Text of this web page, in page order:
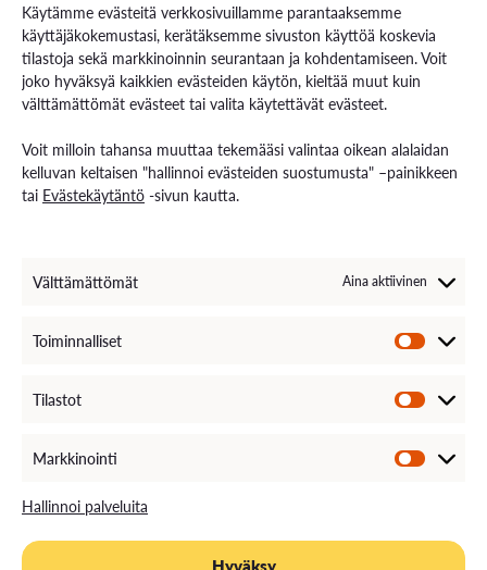
Käytämme evästeitä verkkosivuillamme parantaaksemme
käyttäjäkokemustasi, kerätäksemme sivuston käyttöä koskevia
tilastoja sekä markkinoinnin seurantaan ja kohdentamiseen. Voit
joko hyväksyä kaikkien evästeiden käytön, kieltää muut kuin
välttämättömät evästeet tai valita käytettävät evästeet.
Voit milloin tahansa muuttaa tekemääsi valintaa oikean alalaidan
kelluvan keltaisen "hallinnoi evästeiden suostumusta" –painikkeen
tai Evästekäytäntö -sivun kautta.
Välttämättömät Aina aktiivinen
Toiminnalliset
Tilastot
Markkinointi
Hallinnoi palveluita
Hyväksy
VAMK Palvelut
Tutkimus ja kehitys
Palvelut työelämälle
Rekryä opiskelijoita
Energiaa-verkkolehti
Henkilöstöhaku
Avoimet työpaikat
VAMKin palautekanava